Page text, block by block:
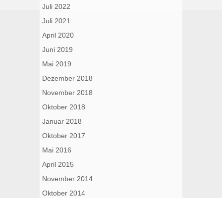
Juli 2022
Juli 2021
April 2020
Juni 2019
Mai 2019
Dezember 2018
November 2018
Oktober 2018
Januar 2018
Oktober 2017
Mai 2016
April 2015
November 2014
Oktober 2014